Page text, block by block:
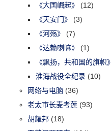
《大国崛起》
(12)
《天安门》
(3)
《河殇》
(7)
《达赖喇嘛》
(1)
《飘扬，共和国的旗帜》
淮海战役全纪录 (10)
网络与电脑 (36)
老太市长麦考莲 (93)
胡耀邦 (18)